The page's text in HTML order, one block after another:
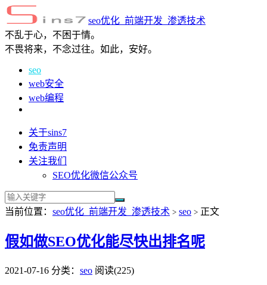
seo优化_前端开发_渗透技术
不乱于心，不困于情。
不畏将来，不念过往。如此，安好。
seo
web安全
web编程
关于sins7
免责声明
关注我们
SEO优化微信公众号
当前位置： seo优化_前端开发_渗透技术 > seo > 正文
假如做SEO优化能尽快出排名呢
2021-07-16 分类： seo 阅读(225)